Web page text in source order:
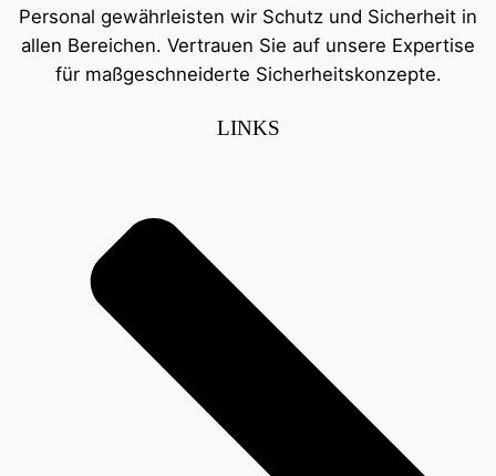
Personal gewährleisten wir Schutz und Sicherheit in
allen Bereichen. Vertrauen Sie auf unsere Expertise
für maßgeschneiderte Sicherheitskonzepte.
LINKS